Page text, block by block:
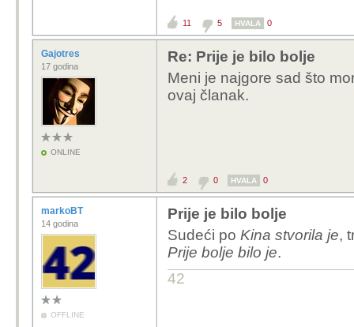
11 5 HVALA 0
Gajotres
17 godina
ONLINE
Re: Prije je bilo bolje
Meni je najgore sad što
ovaj članak.
2 0 HVALA 0
markoBT
14 godina
OFFLINE
Prije je bilo bolje
Sudeći po Kina stvorila je,
Prije bolje bilo je.
42